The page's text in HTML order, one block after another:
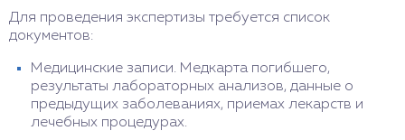
расследованиях и других юридических вопросах,
связанных с смертью.
Для проведения экспертизы требуется список
документов:
Медицинские записи. Медкарта погибшего,
результаты лабораторных анализов, данные о
предыдущих заболеваниях, приемах лекарств и
лечебных процедурах.